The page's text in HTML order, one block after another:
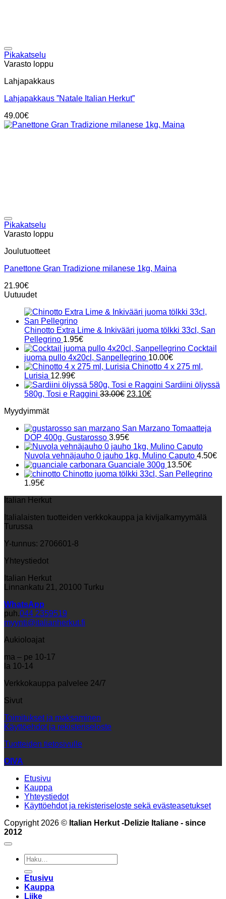
Pikakatselu
Varasto loppu
Lahjapakkaus
Lahjapakkaus ”Natale Italian Herkut”
49.00€
Pikakatselu
Varasto loppu
Joulutuotteet
Panettone Gran Tradizione milanese 1kg, Maina
21.90€
Uutuudet
Chinotto Extra Lime & Inkivääri juoma tölkki 33cl, San
Pellegrino 1.95€
Cocktail
juoma pullo 4x20cl, Sanpellegrino 10.00€
Chinotto 4 x 275 ml,
Lurisia 12.99€
Sardiini öljyssä
580g, Tosi e Raggini 33.00€ Alkuperäinen
23.10€Nykyinen
Myydyimmät
San Marzano Tomaatteja
DOP 400g, Gustarosso 3.95€
Nuvola vehnäjauho 0 jauho 1kg, Mulino Caputo 4.50€
Guanciale 300g 13.50€
Chinotto juoma tölkki 33cl, San Pellegrino
1.95€
Italian Herkut
Italialaisten tuotteiden verkkokauppa ja kivijalkamyymälä
Turussa
Y-tunnus: 2706601-8
Yhteystiedot
Italian Herkut
Linnankatu 21, 20100 Turku
WhatsApp
puh.044 2359519
myynti@italianherkut.fi
Aukioloajat
ma – pe 10-17
la 10-14
Verkkokauppa palvelee 24/7
Sivut
Toimitukset ja maksaminen
Käyttöehdot ja rekisteriseloste
Tuotteiden tietosivulle
OIVA
Etusivu
Kauppa
Yhteystiedot
Käyttöehdot ja rekisteriseloste sekä evästeasetukset
Copyright 2026 © Italian Herkut -Delizie Italiane - since
2012
Etsi:
Etusivu
Kauppa
Liike